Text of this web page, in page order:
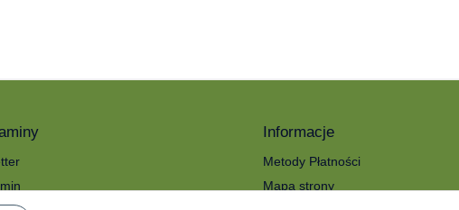
Informacje
Metody Płatności
Mapa strony